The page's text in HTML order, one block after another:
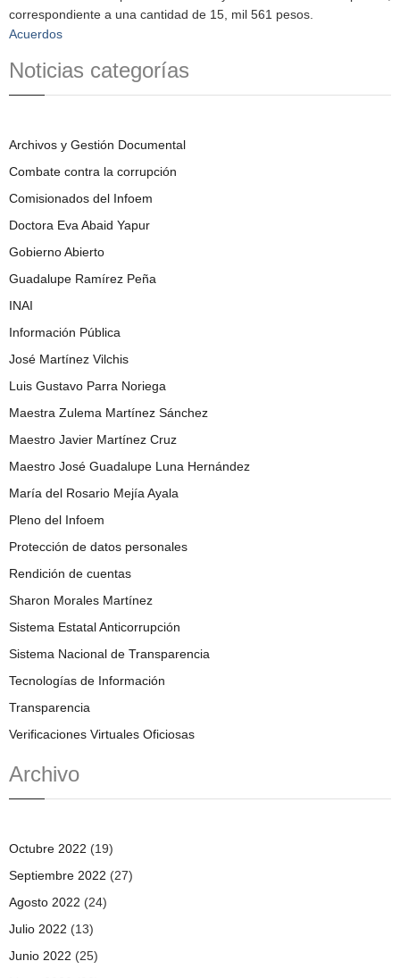
correspondiente a una cantidad de 15, mil 561 pesos.
Acuerdos
Noticias categorías
Archivos y Gestión Documental
Combate contra la corrupción
Comisionados del Infoem
Doctora Eva Abaid Yapur
Gobierno Abierto
Guadalupe Ramírez Peña
INAI
Información Pública
José Martínez Vilchis
Luis Gustavo Parra Noriega
Maestra Zulema Martínez Sánchez
Maestro Javier Martínez Cruz
Maestro José Guadalupe Luna Hernández
María del Rosario Mejía Ayala
Pleno del Infoem
Protección de datos personales
Rendición de cuentas
Sharon Morales Martínez
Sistema Estatal Anticorrupción
Sistema Nacional de Transparencia
Tecnologías de Información
Transparencia
Verificaciones Virtuales Oficiosas
Archivo
Octubre 2022 (19)
Septiembre 2022 (27)
Agosto 2022 (24)
Julio 2022 (13)
Junio 2022 (25)